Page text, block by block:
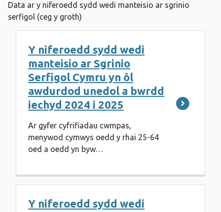
Data ar y niferoedd sydd wedi manteisio ar sgrinio
serfigol (ceg y groth)
Y niferoedd sydd wedi
manteisio ar Sgrinio
Serfigol Cymru yn ôl
awdurdod unedol a bwrdd
iechyd 2024 i 2025
Ar gyfer cyfrifiadau cwmpas,
menywod cymwys oedd y rhai 25-64
oed a oedd yn byw…
Y niferoedd sydd wedi